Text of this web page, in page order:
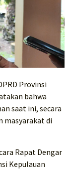
Provinsi
bahwa
saat ini, secara
masyarakat di
Rapat Dengar
Kepulauan